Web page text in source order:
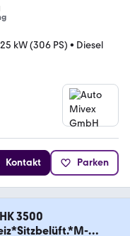
kW (306 PS) • Diesel
Kontakt Parken
3500